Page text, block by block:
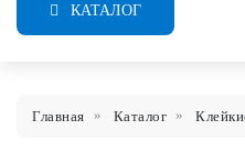
КАТАЛОГ
Главная Каталог